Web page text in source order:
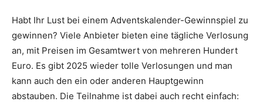
Habt Ihr Lust bei einem Adventskalender-Gewinnspiel zu
gewinnen? Viele Anbieter bieten eine tägliche Verlosung
an, mit Preisen im Gesamtwert von mehreren Hundert
Euro. Es gibt 2025 wieder tolle Verlosungen und man
kann auch den ein oder anderen Hauptgewinn
abstauben. Die Teilnahme ist dabei auch recht einfach: